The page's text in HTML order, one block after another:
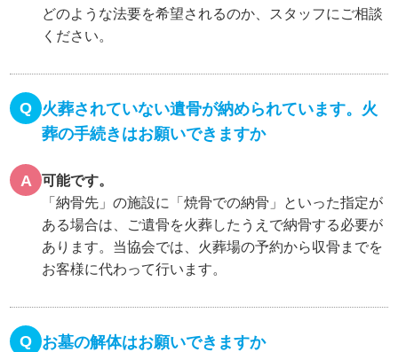
どのような法要を希望されるのか、スタッフにご相談
ください。
Q 火葬されていない遺骨が納められています。火
葬の手続きはお願いできますか
A
可能です。
「納骨先」の施設に「焼骨での納骨」といった指定が
ある場合は、ご遺骨を火葬したうえで納骨する必要が
あります。当協会では、火葬場の予約から収骨までを
お客様に代わって行います。
Q お墓の解体はお願いできますか